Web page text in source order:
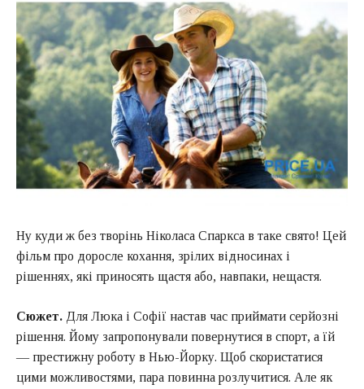
Ну куди ж без творінь Ніколаса Спаркса в таке свято! Цей
фільм про доросле кохання, зрілих відносинах і
рішеннях, які приносять щастя або, навпаки, нещастя.
Сюжет. Для Люка і Софії настав час приймати серйозні
рішення. Йому запропонували повернутися в спорт, а їй
— престижну роботу в Нью-Йорку. Щоб скористатися
цими можливостями, пара повинна розлучитися. Але як